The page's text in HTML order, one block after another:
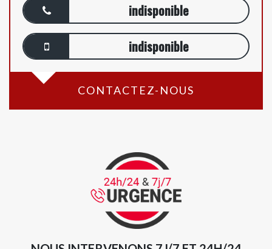
indisponible
indisponible
CONTACTEZ-NOUS